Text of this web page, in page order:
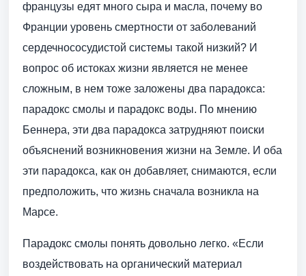
французы едят много сыра и масла, почему во
Франции уровень смертности от заболеваний
сердечнососудистой системы такой низкий? И
вопрос об истоках жизни является не менее
сложным, в нем тоже заложены два парадокса:
парадокс смолы и парадокс воды. По мнению
Беннера, эти два парадокса затрудняют поиски
объяснений возникновения жизни на Земле. И оба
эти парадокса, как он добавляет, снимаются, если
предположить, что жизнь сначала возникла на
Марсе.
Парадокс смолы понять довольно легко. «Если
воздействовать на органический материал